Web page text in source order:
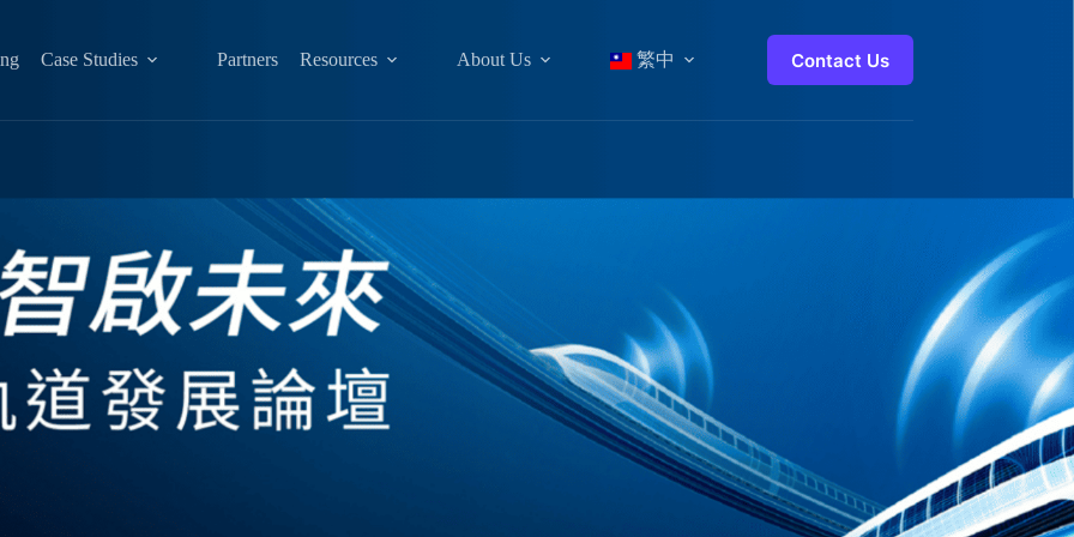
Case Studies Partners Resources About Us 繁中 Contact Us